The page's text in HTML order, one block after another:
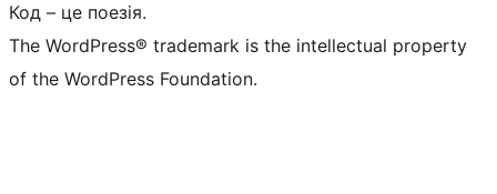
Код – це поезія.
The WordPress® trademark is the intellectual property
of the WordPress Foundation.